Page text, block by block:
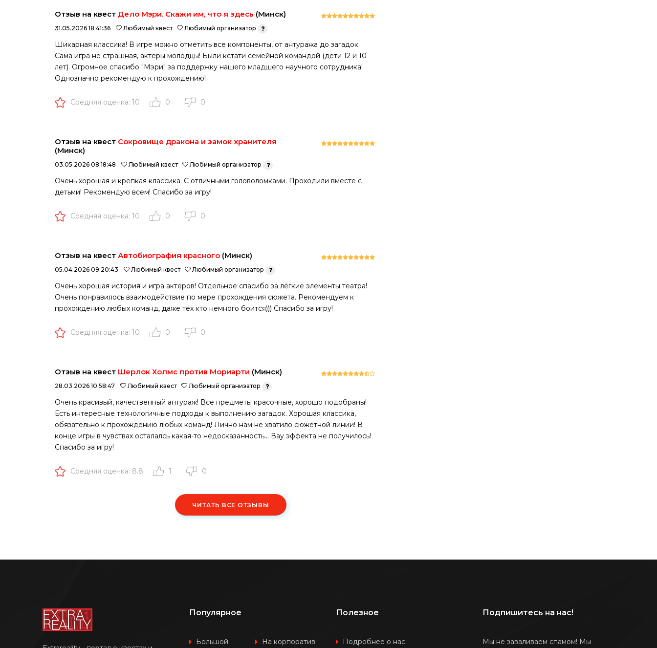
Отзыв на квест Дело Мэри. Скажи им, что я здесь (Минск)
31.05.2026 18:41:36 Любимый квест Любимый организатор
Шикарная классика! В игре можно отметить все компоненты, от антуража до загадок.
Сама игра не страшная, актеры молодцы! Были кстати семейной командой (дети 12 и 10
лет). Огромное спасибо "Мэри" за поддержку нашего младшего научного сотрудника!
Однозначно рекомендую к прохождению!
Средняя оценка: 10 0 0
Отзыв на квест Сокровище дракона и замок хранителя
(Минск)
03.05.2026 08:18:48 Любимый квест Любимый организатор
Очень хорошая и крепкая классика. С отличными головоломками. Проходили вместе с
детьми! Рекомендую всем! Спасибо за игру!
Средняя оценка: 10 0 0
Отзыв на квест Автобиография красного (Минск)
05.04.2026 09:20:43 Любимый квест Любимый организатор
Очень хорошая история и игра актеров! Отдельное спасибо за лёгкие элементы театра!
Очень понравилось взаимодействие по мере прохождения сюжета. Рекомендуем к
прохождению любых команд, даже тех кто немного боится))) Спасибо за игру!
Средняя оценка: 10 0 0
Отзыв на квест Шерлок Холмс против Мориарти (Минск)
28.03.2026 10:58:47 Любимый квест Любимый организатор
Очень красивый, качественный антураж! Все предметы красочные, хорошо подобраны!
Есть интересные технологичные подходы к выполнению загадок. Хорошая классика,
обязательно к прохождению любых команд! Лично нам не хватило сюжетной линии! В
конце игры в чувствах осталалсь какая-то недосказанность... Вау эффекта не получилось!
Спасибо за игру!
Средняя оценка: 8.8 1 0
ЧИТАТЬ ВСЕ ОТЗЫВЫ
Популярное
Большой На корпоратив
Полезное
Подробнее о нас
Подпишитесь на нас!
Мы не заваливаем спамом! Мы